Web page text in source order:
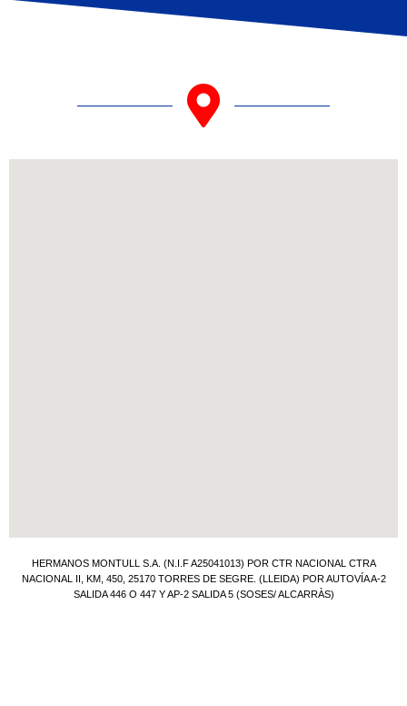
HERMANOS MONTULL S.A. (N.I.F A25041013) POR CTR NACIONAL CTRA
NACIONAL II, KM, 450, 25170 TORRES DE SEGRE. (LLEIDA) POR AUTOVÍA A-2
SALIDA 446 O 447 Y AP-2 SALIDA 5 (SOSES/ ALCARRÀS)